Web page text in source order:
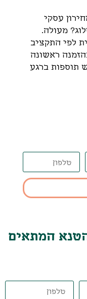
עסקי
מעולה.
לפי התקציב
ראשונה
תוספות ברגע
המתאים